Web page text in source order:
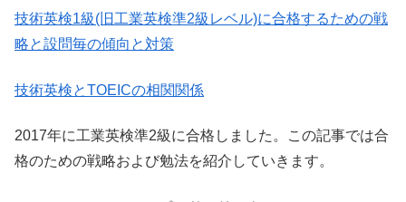
技術英検1級(旧工業英検準2級レベル)に合格するための戦
略と設問毎の傾向と対策
技術英検とTOEICの相関関係
2017年に工業英検準2級に合格しました。この記事では合
格のための戦略および勉法を紹介していきます。